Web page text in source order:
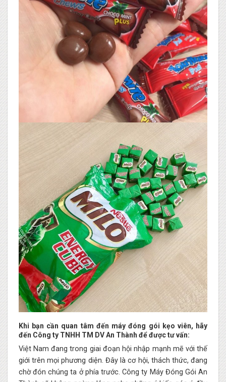
Khi bạn cần quan tâm đến máy đóng gói kẹo viên, hãy
đến Công ty TNHH TM DV An Thành để được tư vấn:
Việt Nam đang trong giai đoạn hội nhập mạnh mẽ với thế
giới trên mọi phương diện. Đây là cơ hội, thách thức, đang
chờ đón chúng ta ở phía trước. Công ty Máy Đóng Gói An